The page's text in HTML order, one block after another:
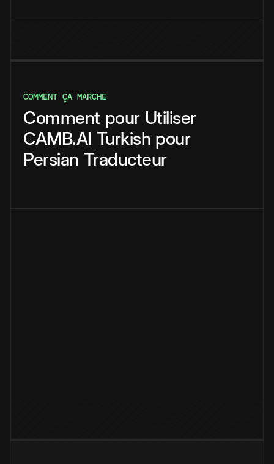
COMMENT ÇA MARCHE
Comment pour Utiliser
CAMB.AI Turkish pour
Persian Traducteur